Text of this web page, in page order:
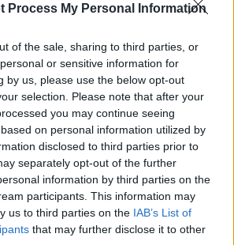
Process My Personal Information
of the sale, sharing to third parties, or
or sensitive information for
by us, please use the below opt-out
selection. Please note that after your
you may continue seeing
on personal information utilized by
disclosed to third parties prior to
separately opt-out of the further
information by third parties on the
participants. This information may
us to third parties on the IAB’s List of
that may further disclose it to other
Ričardo
nuotrauka –
25(5)